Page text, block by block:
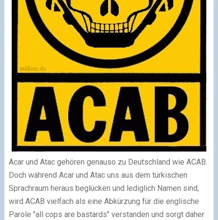
Acar und Atac gehören genauso zu Deutschland wie ACAB.
Doch während Acar und Atac uns aus dem türkischen
Sprachraum heraus beglücken und lediglich Namen sind,
wird ACAB vielfach als eine Abkürzung für die englische
Parole "all cops are bastards" verstanden und sorgt daher